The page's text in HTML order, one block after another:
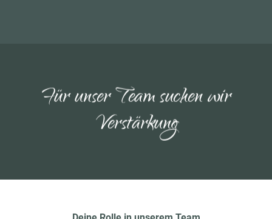
Für unser Team suchen wir
Verstärkung